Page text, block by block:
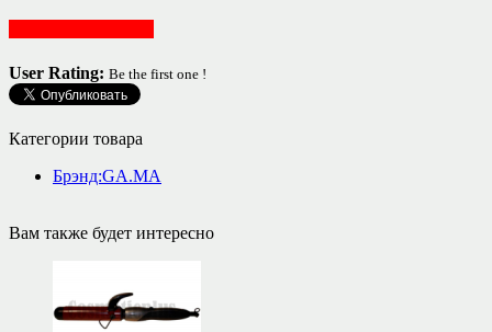
User Rating: Be the first one !
Категории товара
Брэнд:GA.MA
Вам также будет интересно